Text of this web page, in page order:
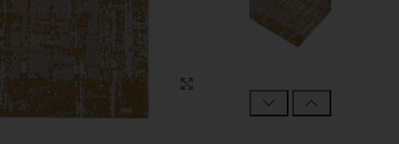
Click to enlarge